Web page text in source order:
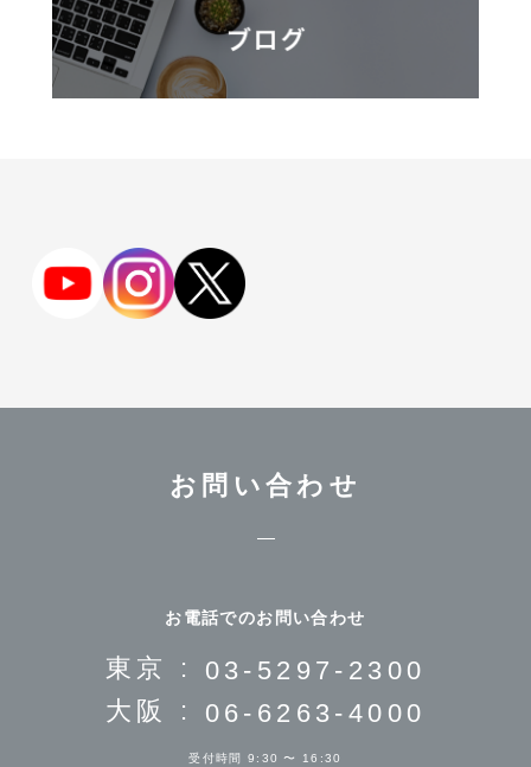
お問い合わせ
お電話でのお問い合わせ
東京 : 03-5297-2300
大阪 : 06-6263-4000
受付時間 9:30 〜 16:30